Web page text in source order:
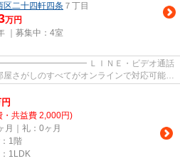
区二十四軒四条 ７丁目
万円
｜募集中： 4室
ＬＩＮＥ・ビデオ通話
さがしのすべてがオンラインで対応可能ー
円
・共益費 2,000円)
月｜礼：0ヶ月
1階
1LDK